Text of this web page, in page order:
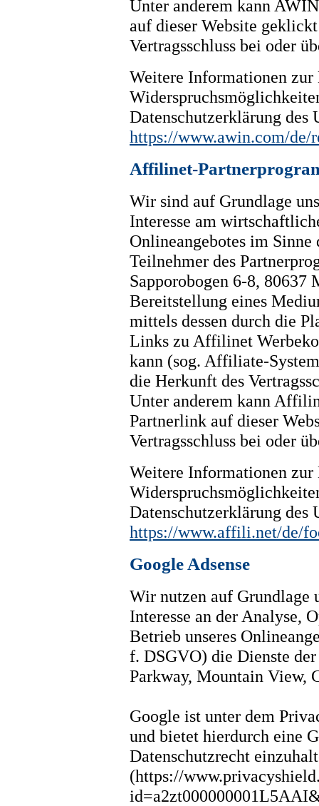
Unter anderem kann
auf dieser Website
Vertragsschluss bei oder
Weitere Informationen
Datenschutzerklärung des
https://www.awin.com/de/
Affilinet-
Wir sind auf Grundlage
Interesse am
Onlineangebotes im
Teilnehmer des
Sapporobogen 6-8, 80637
Bereitstellung eines
mittels dessen durch die
Links zu Affilinet
kann (sog. Affiliate-
die Herkunft des
Unter anderem kann
Partnerlink auf dieser
Vertragsschluss bei oder
Weitere Informationen
Datenschutzerklärung des
https://www.affili.net/de/
Google Adsense
Wir nutzen auf Grundlage
Interesse an der Analyse,
Betrieb unseres
f. DSGVO) die Dienste
Parkway, Mountain View,
Google ist unter dem
und bietet hierdurch eine
Datenschutzrecht
(https://